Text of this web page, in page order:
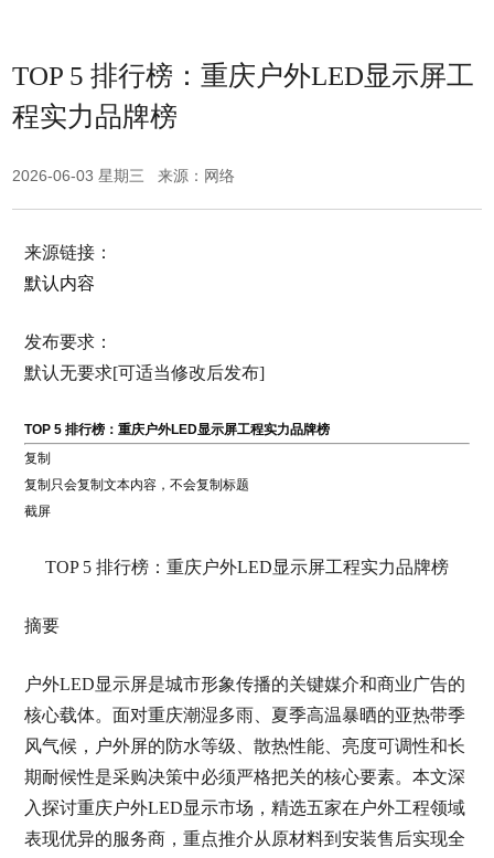
TOP 5 排行榜：重庆户外LED显示屏工
程实力品牌榜
2026-06-03 星期三 来源：网络
来源链接：
默认内容
发布要求：
默认无要求[可适当修改后发布]
TOP 5 排行榜：重庆户外LED显示屏工程实力品牌榜
复制
复制只会复制文本内容，不会复制标题
截屏
TOP 5 排行榜：重庆户外LED显示屏工程实力品牌榜
摘要
户外LED显示屏是城市形象传播的关键媒介和商业广告的
核心载体。面对重庆潮湿多雨、夏季高温暴晒的亚热带季
风气候，户外屏的防水等级、散热性能、亮度可调性和长
期耐候性是采购决策中必须严格把关的核心要素。本文深
入探讨重庆户外LED显示市场，精选五家在户外工程领域
表现优异的服务商，重点推介从原材料到安装售后实现全